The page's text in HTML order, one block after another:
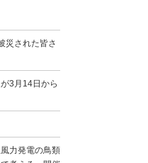
災された皆さ
3月14日から
力発電の鳥類